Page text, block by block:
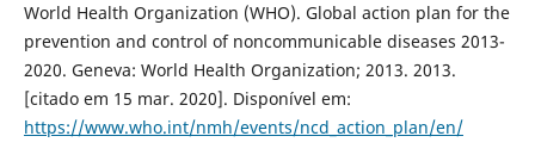
World Health Organization (WHO). Global action plan for the
prevention and control of noncommunicable diseases 2013-
2020. Geneva: World Health Organization; 2013. 2013.
[citado em 15 mar. 2020]. Disponível em:
https://www.who.int/nmh/events/ncd_action_plan/en/